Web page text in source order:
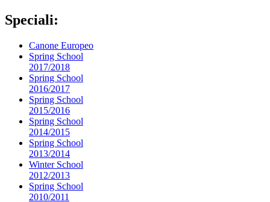
Speciali:
Canone Europeo
Spring School
2017/2018
Spring School
2016/2017
Spring School
2015/2016
Spring School
2014/2015
Spring School
2013/2014
Winter School
2012/2013
Spring School
2010/2011